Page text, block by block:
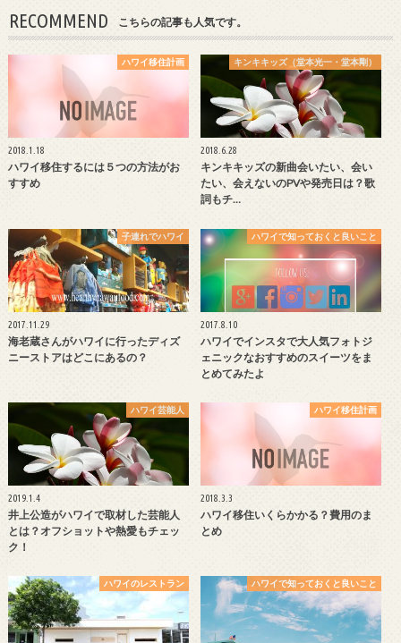
RECOMMEND こちらの記事も人気です。
ハワイ移住計画
2018.1.18
ハワイ移住するには５つの方法がお
すすめ
キンキキッズ（堂本光一・堂本剛）
2018.6.28
キンキキッズの新曲会いたい、会い
たい、会えないのPVや発売日は？歌
詞もチ…
子連れでハワイ
2017.11.29
海老蔵さんがハワイに行ったディズ
ニーストアはどこにあるの？
ハワイで知っておくと良いこと
2017.8.10
ハワイでインスタで大人気フォトジ
ェニックなおすすめのスイーツをま
とめてみたよ
ハワイ芸能人
2019.1.4
井上公造がハワイで取材した芸能人
とは？オフショットや熱愛もチェッ
ク！
ハワイ移住計画
2018.3.3
ハワイ移住いくらかかる？費用のま
とめ
ハワイのレストラン ハワイで知っておくと良いこと